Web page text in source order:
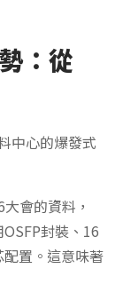
：從
中心的爆發式
會的資料，
封裝、16
置。這意味著